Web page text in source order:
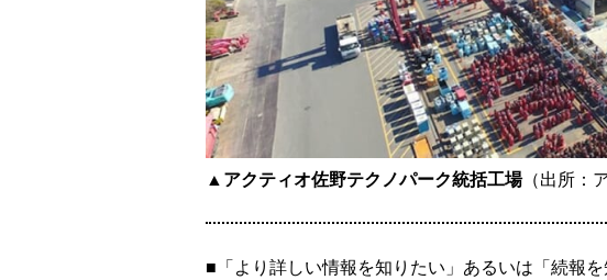
▲アクティオ佐野テクノパーク統括工場（出所：
■「より詳しい情報を知りたい」あるいは「続報